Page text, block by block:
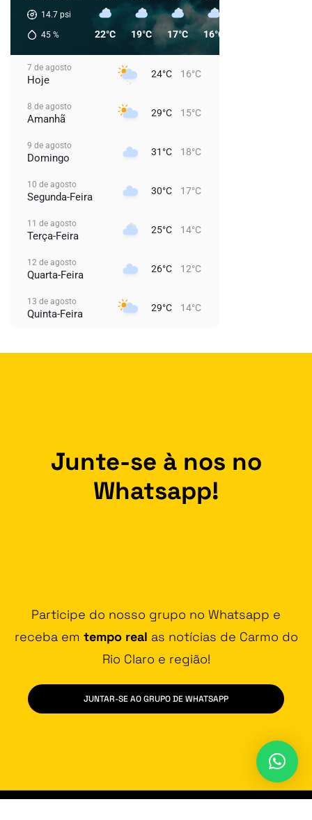
14.7 psi
45 % 22°C 19°C 17°C 16°C
7 de agosto
Hoje 24°C 16°C
8 de agosto
Amanhã 29°C 15°C
9 de agosto
Domingo 31°C 18°C
10 de agosto
Segunda-Feira 30°C 17°C
11 de agosto
Terça-Feira 25°C 14°C
12 de agosto
Quarta-Feira 26°C 12°C
13 de agosto
Quinta-Feira 29°C 14°C
Junte-se à nos no
Whatsapp!
Participe do nosso grupo no Whatsapp e
receba em tempo real as notícias de Carmo do
Rio Claro e região!
JUNTAR-SE AO GRUPO DE WHATSAPP